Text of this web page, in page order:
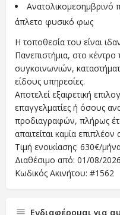
άπλετο φυσικό φως
Η τοποθεσία του είναι
Πανεπιστήμια, στο κέντρο
συγκοινωνιών,
είδους υπηρεσίες.
Αποτελεί εξαιρετική
επαγγελματίες ή όσους
προδιαγραφών, πλήρως
απαιτείται καμία
Τιμή ενοικίασης: 630€/
Διαθέσιμο από: 01/08/2026
Κωδικός Ακινήτου: #1562
Ενδιαφέρομαι για